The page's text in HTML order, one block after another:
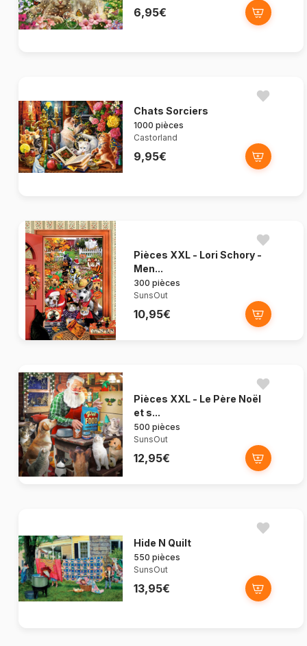
6,95€
Chats Sorciers
1000 pièces
Castorland
9,95€
Pièces XXL - Lori Schory -
Men...
300 pièces
SunsOut
10,95€
Pièces XXL - Le Père Noël
et s...
500 pièces
SunsOut
12,95€
Hide N Quilt
550 pièces
SunsOut
13,95€